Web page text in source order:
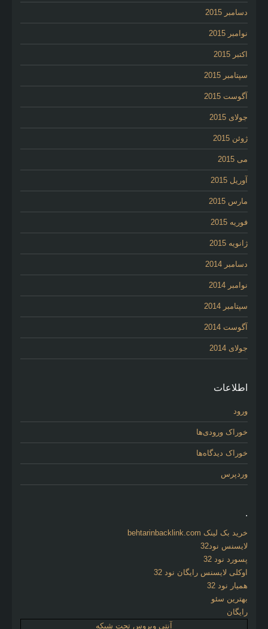
دسامبر 2015
نوامبر 2015
اکتبر 2015
سپتامبر 2015
آگوست 2015
جولای 2015
ژوئن 2015
می 2015
آوریل 2015
مارس 2015
فوریه 2015
ژانویه 2015
دسامبر 2014
نوامبر 2014
سپتامبر 2014
آگوست 2014
جولای 2014
اطلاعات
ورود
خوراک ورودی‌ها
خوراک دیدگاه‌ها
وردپرس
.
خرید بک لینک behtarinbacklink.com
لایسنس نود32
پسورد نود 32
اوکلی لایسنس رایگان نود 32
همیار نود 32
بهترین سئو
رایگان
آنتی ویروس تحت شبکه